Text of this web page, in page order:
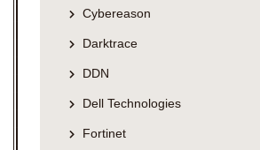
Cybereason
Darktrace
DDN
Dell Technologies
Fortinet